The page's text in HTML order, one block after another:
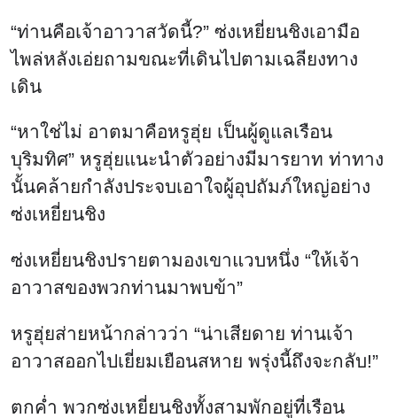
“ท่านคือเจ้าอาวาสวัดนี้?” ซ่งเหยี่ยนชิงเอามือ
ไพล่หลังเอ่ยถามขณะที่เดินไปตามเฉลียงทาง
เดิน
“หาใช่ไม่ อาตมาคือหรูฮุ่ย เป็นผู้ดูแลเรือน
บุริมทิศ” หรูฮุ่ยแนะนำตัวอย่างมีมารยาท ท่าทาง
นั้นคล้ายกำลังประจบเอาใจผู้อุปถัมภ์ใหญ่อย่าง
ซ่งเหยี่ยนชิง
ซ่งเหยี่ยนชิงปรายตามองเขาแวบหนึ่ง “ให้เจ้า
อาวาสของพวกท่านมาพบข้า”
หรูฮุ่ยส่ายหน้ากล่าวว่า “น่าเสียดาย ท่านเจ้า
อาวาสออกไปเยี่ยมเยือนสหาย พรุ่งนี้ถึงจะกลับ!”
ตกค่ำ พวกซ่งเหยี่ยนชิงทั้งสามพักอยู่ที่เรือน